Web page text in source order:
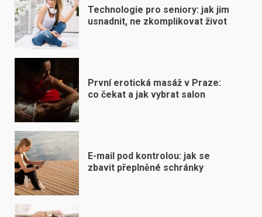
Technologie pro seniory: jak jim
usnadnit, ne zkomplikovat život
První erotická masáž v Praze:
co čekat a jak vybrat salon
E-mail pod kontrolou: jak se
zbavit přeplněné schránky